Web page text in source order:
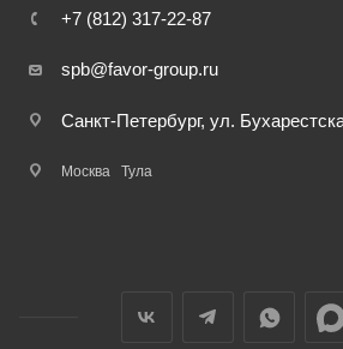
+7 (812) 317-22-87
spb@favor-group.ru
Санкт-Петербург, ул.
Москва Тула